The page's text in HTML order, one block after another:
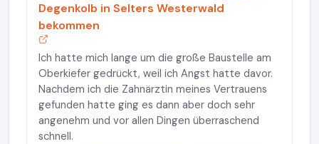
Degenkolb in Selters Westerwald
bekommen
Ich hatte mich lange um die große Baustelle am
Oberkiefer gedrückt, weil ich Angst hatte davor.
Nachdem ich die Zahnärztin meines Vertrauens
gefunden hatte ging es dann aber doch sehr
angenehm und vor allen Dingen überraschend
schnell.